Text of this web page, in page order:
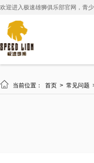
欢迎进入极速雄狮俱乐部官网，青
 当前位置： 首页 > 常见问题